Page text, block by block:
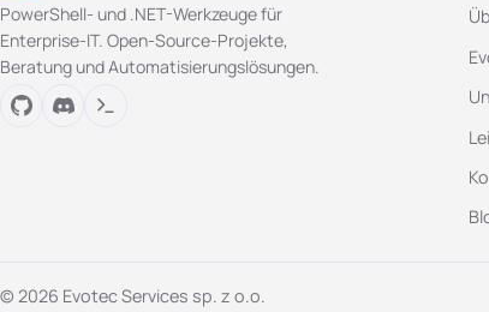
PowerShell- und .NET-Werkzeuge für
Enterprise-IT. Open-Source-Projekte,
Beratung und Automatisierungslösungen.
© 2026 Evotec Services sp. z o.o.